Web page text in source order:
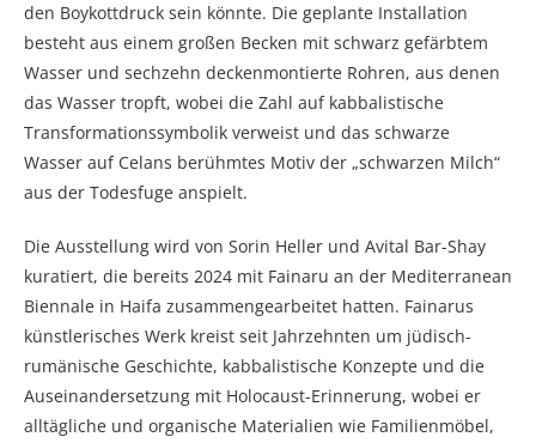
den Boykottdruck sein könnte. Die geplante Installation
besteht aus einem großen Becken mit schwarz gefärbtem
Wasser und sechzehn deckenmontierte Rohren, aus denen
das Wasser tropft, wobei die Zahl auf kabbalistische
Transformationssymbolik verweist und das schwarze
Wasser auf Celans berühmtes Motiv der „schwarzen Milch“
aus der Todesfuge anspielt.
Die Ausstellung wird von Sorin Heller und Avital Bar-Shay
kuratiert, die bereits 2024 mit Fainaru an der Mediterranean
Biennale in Haifa zusammengearbeitet hatten. Fainarus
künstlerisches Werk kreist seit Jahrzehnten um jüdisch-
rumänische Geschichte, kabbalistische Konzepte und die
Auseinandersetzung mit Holocaust-Erinnerung, wobei er
alltägliche und organische Materialien wie Familienmöbel,